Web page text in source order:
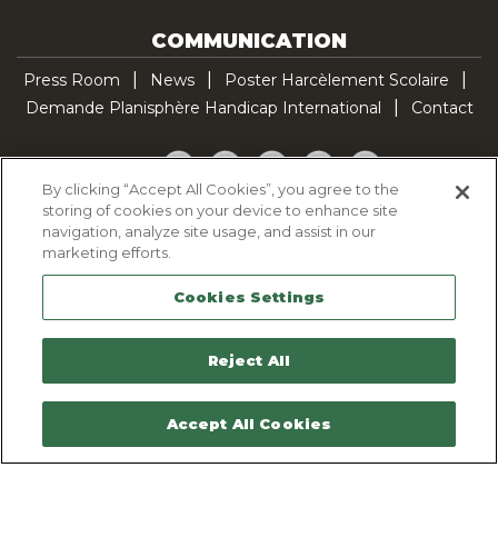
COMMUNICATION
Press Room News
Poster Harcèlement Scolaire
Demande Planisphère Handicap International
Contact
Facebook
TwitterYouTubePinterestTikTok
Cookie Policy
Legal Notice
Sitemap
Contactez-nous
By clicking “Accept All Cookies”, you agree to the
storing of cookies on your device to enhance site
navigation, analyze site usage, and assist in our
marketing efforts.
Cookies Settings
Reject All
Accept All Cookies